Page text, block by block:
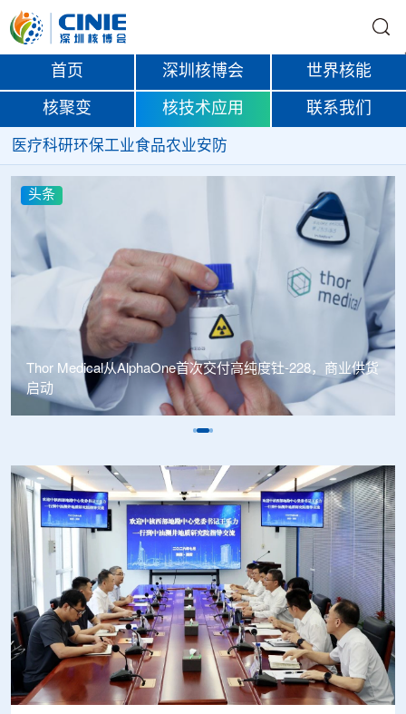
首页 深圳核博会 世界核能
核聚变 核技术应用 联系我们
医疗科研环保工业食品农业安防
头条
Thor Medical从AlphaOne首次交付高纯度钍-228，商业供货
启动